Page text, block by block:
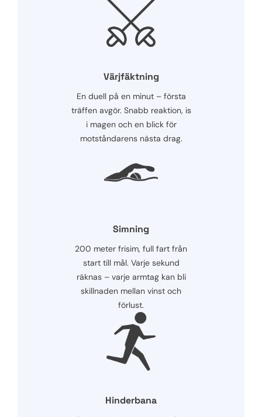
Värjfäktning
En duell på en minut – första
träffen avgör. Snabb reaktion, is
i magen och en blick för
motståndarens nästa drag.
Simning
200 meter frisim, full fart från
start till mål. Varje sekund
räknas – varje armtag kan bli
skillnaden mellan vinst och
förlust.
Hinderbana